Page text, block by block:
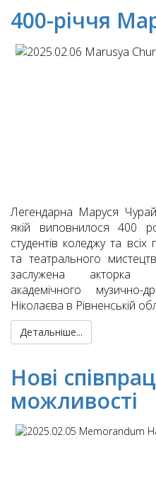
400-річчя
Легендарна Маруся Чурай
якій виповнилося 400
студентів коледжу та всіх
та театрального
заслужена акторка
академічного музично-
Ніколаєва в Рівненській
Детальніше...
Нові
можливості